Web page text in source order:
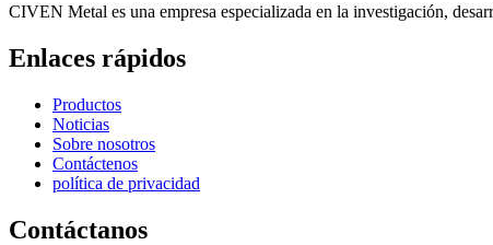
CIVEN Metal es una empresa especializada en la investigación,
Enlaces rápidos
Productos
Noticias
Sobre nosotros
Contáctenos
política de privacidad
Contáctanos